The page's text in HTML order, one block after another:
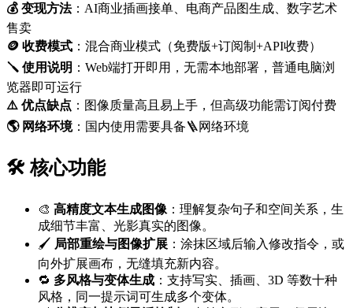
💰 变现方法：AI商业插画接单、电商产品图生成、数字艺术
售卖
🪙 收费模式 ：混合商业模式（免费版+订阅制+API收费）
🪛 使用说明 ：Web端打开即用，无需本地部署，普通电脑浏
览器即可运行
⚠️ 优点缺点 ：图像质量高且易上手，但高级功能需订阅付费
🌎️ 网络环境：国内使用需要具备🪜网络环境
🛠️ 核心功能
🎨 高精度文本生成图像 ：理解复杂句子和空间关系，生
成细节丰富、光影真实的图像。
🖌️ 局部重绘与图像扩展 ：涂抹区域后输入修改指令，或
向外扩展画布，无缝填充新内容。
🔁 多风格与变体生成 ：支持写实、插画、3D 等数十种
风格，同一提示词可生成多个变体。